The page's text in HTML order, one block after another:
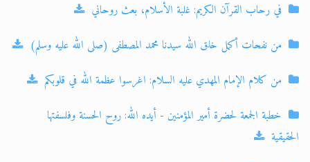
في رحاب القرآن الكريم: غلبة الأسلام، بعث روحاني
من نفحات أكمل خلق الله سيدنا محمد المصطفى (صلى الله عليه وسلم)
من كلام الإمام المهدي عليه السلام: اغرسوا عظمة الله في قلوبكم
خطبة الجمعة لحضرة أمير المؤمنين - أيده الله: روح الحسنة وفلسفتها
الحقيقية